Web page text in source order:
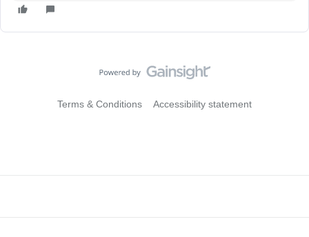
Terms & Conditions Accessibility statement